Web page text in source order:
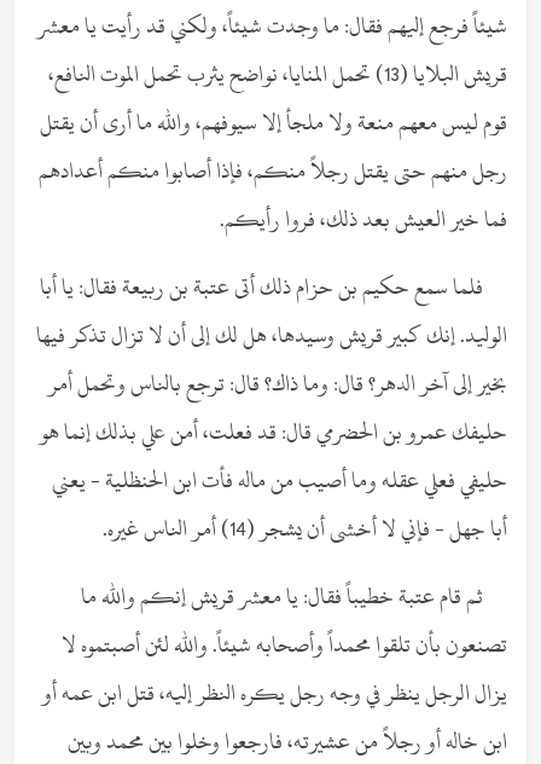
شيئاً فرجع إليهم فقال: ما وجدت شيئاً، ولكني قد رأيت يا معشر
قريش البلايا (13) تحمل المنايا، نواضح يثرب تحمل الموت النافع،
قوم ليس معهم منعة ولا ملجأ إلا سيوفهم، والله ما أرى أن يقتل
رجل منهم حتى يقتل رجلاً منكم، فإذا أصابوا منكم أعدادهم
فما خير العيش بعد ذلك، فروا رأيكم.
فلما سمع حكيم بن حزام ذلك أتى عتبة بن ربيعة فقال: يا أبا
الوليد. إنك كبير قريش وسيدها، هل لك إلى أن لا تزال تذكر فيها
بخير إلى آخر الدهر؟ قال: وما ذاك؟ قال: ترجع بالناس وتحمل أمر
حليفك عمرو بن الحضرمي قال: قد فعلت، أمن علي بذلك إنما هو
حليفي فعلي عقله وما أصيب من ماله فأت ابن الحنظلية - يعني
أبا جهل - فإني لا أخشى أن يشجر (14) أمر الناس غيره.
ثم قام عتبة خطيباً فقال: يا معشر قريش إنكم والله ما
تصنعون بأن تلقوا محمداً وأصحابه شيئاً. والله لئن أصبتموه لا
يزال الرجل ينظر في وجه رجل يكره النظر إليه، قتل ابن عمه أو
ابن خاله أو رجلاً من عشيرته، فارجعوا وخلوا بين محمد وبين